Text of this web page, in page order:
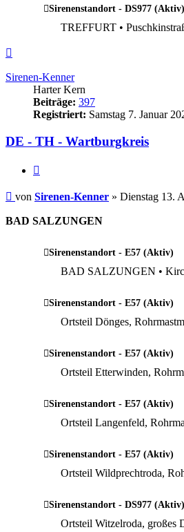
Sirenenstandort - DS977 (Aktiv)
TREFFURT •
Sirenen-Kenner
Harter Kern
Beiträge: 397
Registriert: Samstag 7. Januar
DE - TH - Wartburgkreis
Beitrag
von Sirenen-Kenner » Dienstag 13.
BAD SALZUNGEN
Sirenenstandort - E57 (Aktiv)
BAD SALZUNGEN •
Sirenenstandort - E57 (Aktiv)
Ortsteil Dönges,
Sirenenstandort - E57 (Aktiv)
Ortsteil Etterwinden,
Sirenenstandort - E57 (Aktiv)
Ortsteil Langenfeld,
Sirenenstandort - E57 (Aktiv)
Ortsteil Wildprechtroda,
Sirenenstandort - DS977 (Aktiv)
Ortsteil Witzelroda, großes